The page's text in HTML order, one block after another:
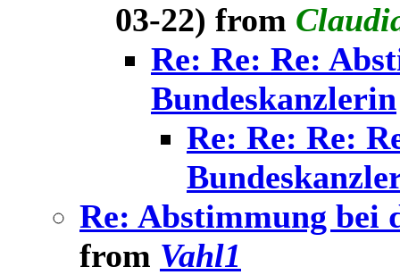
03-22) from
Re: Re: Re:
Bundeskanzlerin
Re: Re: Re:
Re: Abstimmung bei
from Vahl1